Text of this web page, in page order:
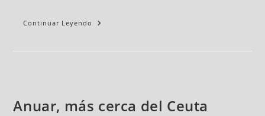
Continuar Leyendo
Anuar, más cerca del Ceuta